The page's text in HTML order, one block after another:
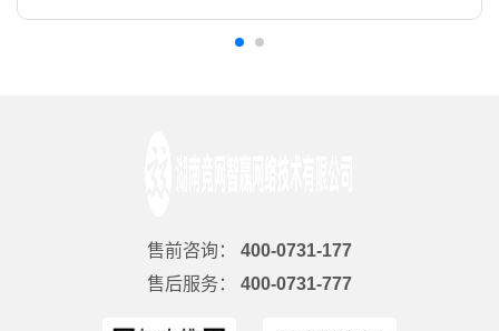
售前咨询：
400-0731-177
售后服务：
400-0731-777